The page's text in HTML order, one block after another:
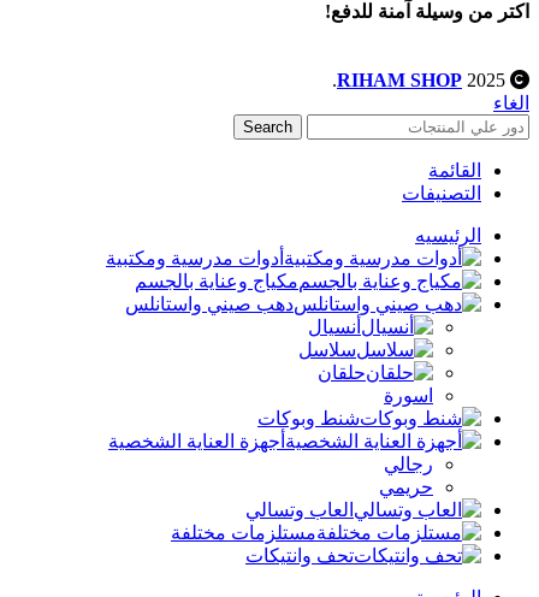
اكتر من وسيلة آمنة للدفع!
RIHAM SHOP
.
الغاء
Search
القائمة
التصنيفات
الرئيسيه
أدوات مدرسية ومكتبية
مكياج وعناية بالجسم
دهب صيني واستانلس
أنسيال
سلاسل
حلقان
اسورة
شنط وبوكات
أجهزة العناية الشخصية
رجالي
حريمي
العاب وتسالي
مستلزمات مختلفة
تحف وانتيكات